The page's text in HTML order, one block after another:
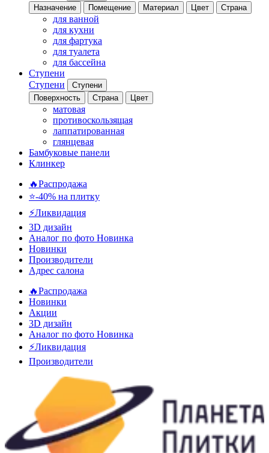
Назначение
Помещение Материал Цвет Страна
для ванной
для кухни
для фартука
для туалета
для бассейна
Ступени
Ступени
Ступени
Поверхность
Страна Цвет
матовая
противоскользящая
лаппатированная
глянцевая
Бамбуковые панели
Клинкер
🔥Распродажа
⭐-40% на плитку
⚡️Ликвидация
3D дизайн
Аналог по фото Новинка
Новинки
Производители
Адрес салона
🔥Распродажа
Новинки
Акции
3D дизайн
Аналог по фото Новинка
⚡Ликвидация
Производители